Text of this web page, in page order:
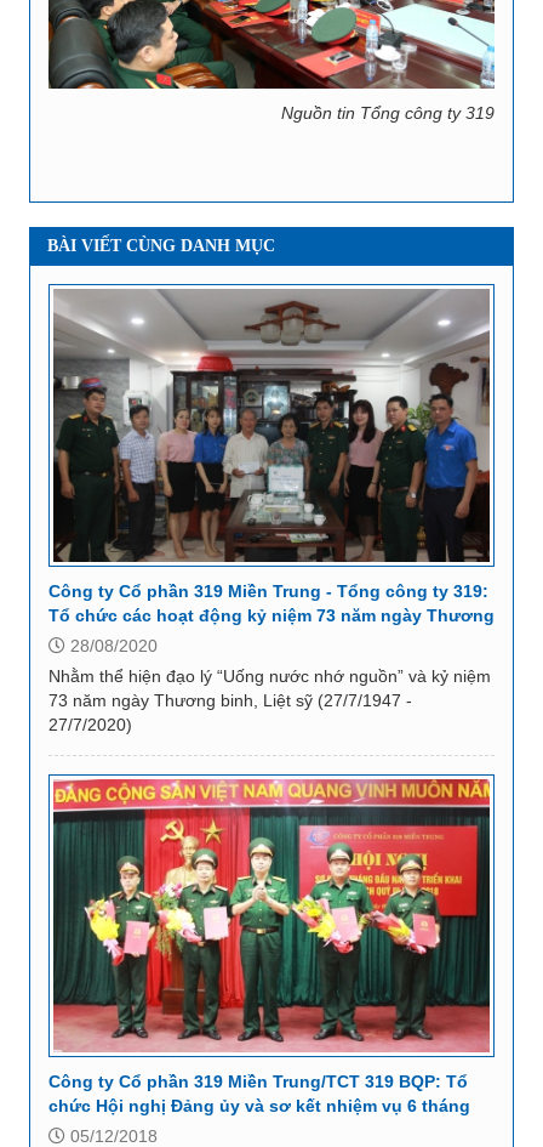
Nguồn tin Tổng công ty 319
BÀI VIẾT CÙNG DANH MỤC
Công ty Cổ phần 319 Miền Trung - Tổng công ty 319:
Tổ chức các hoạt động kỷ niệm 73 năm ngày Thương
binh, Liệt sỹ (27/7/1947 - 27/7/2020)
28/08/2020
Nhằm thể hiện đạo lý “Uống nước nhớ nguồn” và kỷ niệm
73 năm ngày Thương binh, Liệt sỹ (27/7/1947 -
27/7/2020)
Công ty Cổ phần 319 Miền Trung/TCT 319 BQP: Tổ
chức Hội nghị Đảng ủy và sơ kết nhiệm vụ 6 tháng
đầu năm 2018
05/12/2018